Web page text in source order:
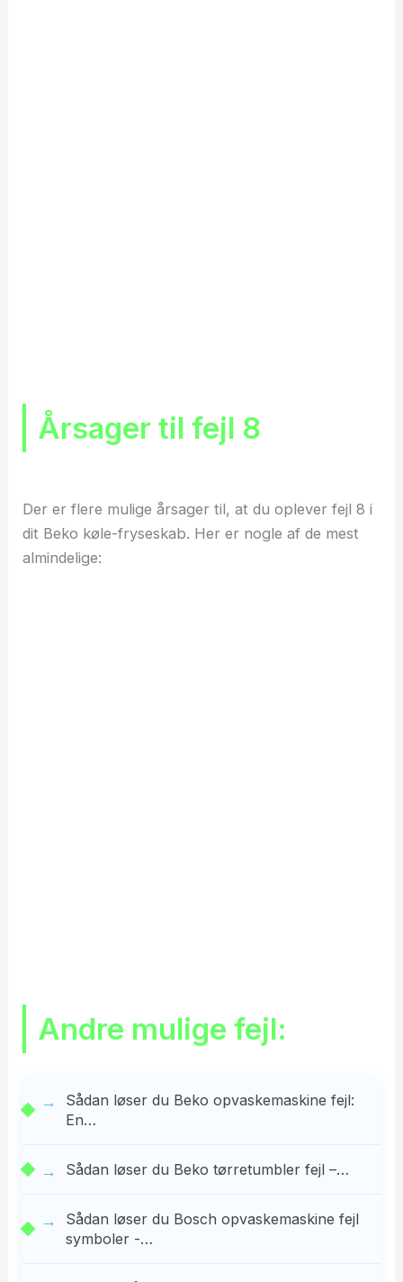
Årsager til fejl 8
Der er flere mulige årsager til, at du oplever fejl 8 i
dit Beko køle-fryseskab. Her er nogle af de mest
almindelige:
Andre mulige fejl:
Sådan løser du Beko opvaskemaskine fejl:
En…
Sådan løser du Beko tørretumbler fejl –…
Sådan løser du Bosch opvaskemaskine fejl
symboler -…